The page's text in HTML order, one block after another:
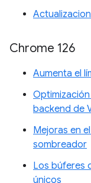
Chrome 126
Aumenta el
backend de
Mejoras en
sombreador
Los búferes
únicos